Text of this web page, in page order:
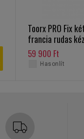
Toorx PRO Fix
francia rudas
30 kg
59 900 Ft
Hasonlít